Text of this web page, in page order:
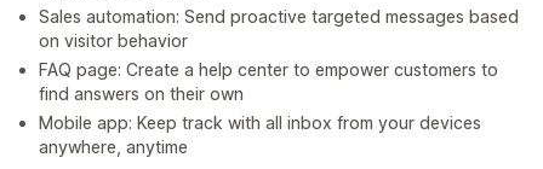
Sales automation: Send proactive targeted messages based
on visitor behavior
FAQ page: Create a help center to empower customers to
find answers on their own
Mobile app: Keep track with all inbox from your devices
anywhere, anytime